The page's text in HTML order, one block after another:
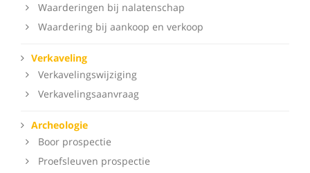
Waarderingen bij nalatenschap
Waardering bij aankoop en verkoop
Verkaveling
Verkavelingswijziging
Verkavelingsaanvraag
Archeologie
Boor prospectie
Proefsleuven prospectie